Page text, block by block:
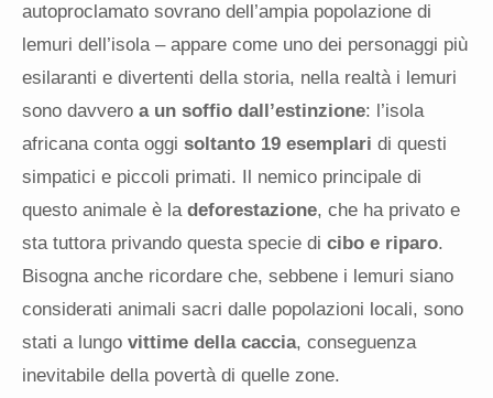
autoproclamato sovrano dell’ampia popolazione di
lemuri dell’isola – appare come uno dei personaggi più
esilaranti e divertenti della storia, nella realtà i lemuri
sono davvero a un soffio dall’estinzione: l’isola
africana conta oggi soltanto 19 esemplari di questi
simpatici e piccoli primati. Il nemico principale di
questo animale è la deforestazione, che ha privato e
sta tuttora privando questa specie di cibo e riparo.
Bisogna anche ricordare che, sebbene i lemuri siano
considerati animali sacri dalle popolazioni locali, sono
stati a lungo vittime della caccia, conseguenza
inevitabile della povertà di quelle zone.